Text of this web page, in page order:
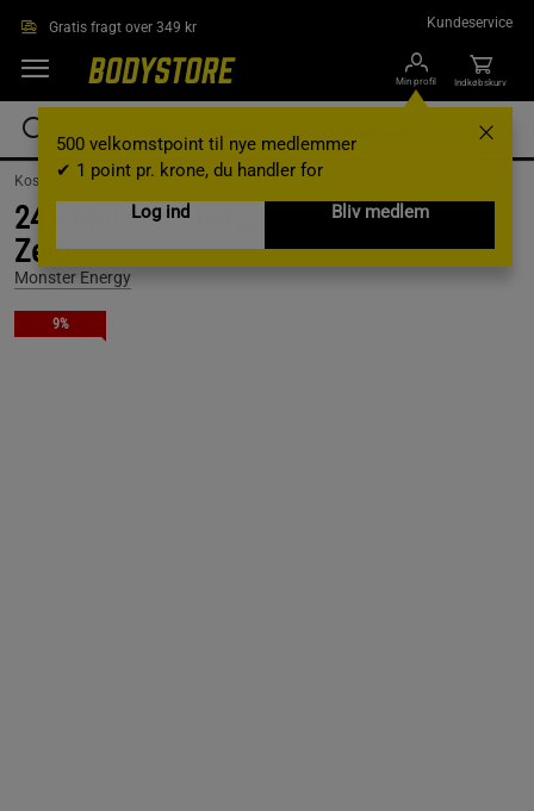
Gratis fragt over 349 kr Kundeservice
Min profil
500 velkomstpoint til nye medlemmer
✔ 1 point pr. krone, du handler for
Log ind
Bliv medlem
Indkøbskurv
Kosttilskud / Drikkevarer / Energidrik
24 x Monster Energy 50 cl Absolutley
Zero
Monster Energy
9%